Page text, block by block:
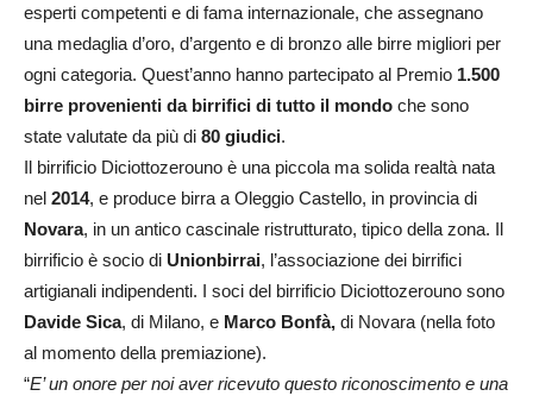
esperti competenti e di fama internazionale, che assegnano
una medaglia d’oro, d’argento e di bronzo alle birre migliori per
ogni categoria. Quest’anno hanno partecipato al Premio 1.500
birre provenienti da birrifici di tutto il mondo che sono
state valutate da più di 80 giudici.
Il birrificio Diciottozerouno è una piccola ma solida realtà nata
nel 2014, e produce birra a Oleggio Castello, in provincia di
Novara, in un antico cascinale ristrutturato, tipico della zona. Il
birrificio è socio di Unionbirrai, l’associazione dei birrifici
artigianali indipendenti. I soci del birrificio Diciottozerouno sono
Davide Sica, di Milano, e Marco Bonfà, di Novara (nella foto
al momento della premiazione).
“E’ un onore per noi aver ricevuto questo riconoscimento e una